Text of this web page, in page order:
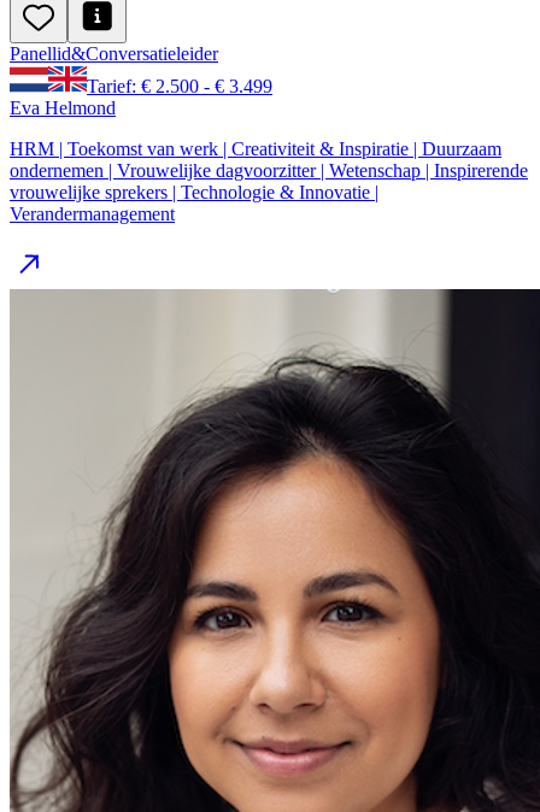
Panellid&Conversatieleider
Tarief: € 2.500 - € 3.499
Eva Helmond
HRM | Toekomst van werk | Creativiteit & Inspiratie | Duurzaam
ondernemen | Vrouwelijke dagvoorzitter | Wetenschap | Inspirerende
vrouwelijke sprekers | Technologie & Innovatie |
Verandermanagement